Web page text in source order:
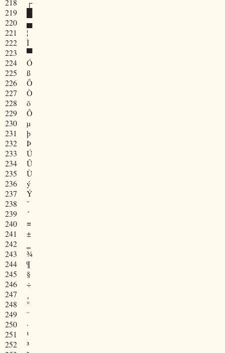
218
┌
219
220
▄
221
¦
222
Ì
223
▀
224
Ó
225
ß
226
Ô
227
Ò
228
õ
229
Õ
230
µ
231
þ
232
Þ
233
Ú
234
Û
235
Ù
236
ý
237
Ý
238
¯
239
´
240
≡
241
±
242
243
¾
244
¶
245
§
246
÷
247
248
°
249
¨
250
·
251
¹
252
³